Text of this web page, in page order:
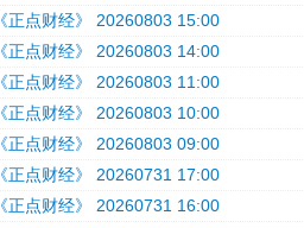
《正点财经》 20260803 15:00
《正点财经》 20260803 14:00
《正点财经》 20260803 11:00
《正点财经》 20260803 10:00
《正点财经》 20260803 09:00
《正点财经》 20260731 17:00
《正点财经》 20260731 16:00